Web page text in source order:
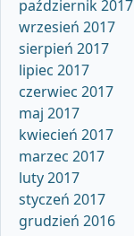
październik 2017
wrzesień 2017
sierpień 2017
lipiec 2017
czerwiec 2017
maj 2017
kwiecień 2017
marzec 2017
luty 2017
styczeń 2017
grudzień 2016